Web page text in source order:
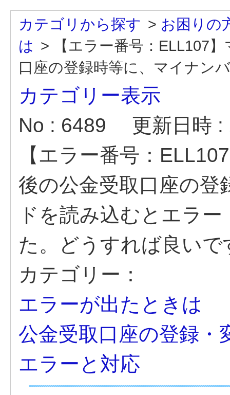
カテゴリから探す > お困りの
は >
【エラー番号：ELL107
口座の登録時等に、マイナン
カテゴリー表示
No : 6489
更新日時
【エラー番号：
後の公金受取口座の登
ドを読み込むとエラ
た。どうすれば良いで
カテゴリー：
エラーが出たときは
公金受取口座の登録・
エラーと対応